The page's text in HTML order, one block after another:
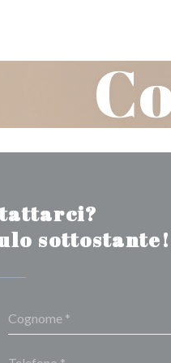
sottostante!